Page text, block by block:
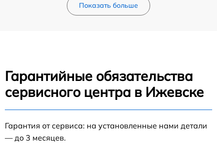
Показать больше
Гарантийные обязательства
сервисного центра в Ижевске
Гарантия от сервиса: на установленные нами детали
— до 3 месяцев.